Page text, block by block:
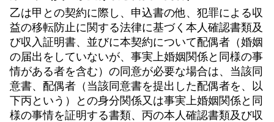
乙は甲との契約に際し、申込書の他、犯罪による収
益の移転防止に関する法律に基づく本人確認書類及
び収入証明書、並びに本契約について配偶者（婚姻
の届出をしていないが、事実上婚姻関係と同様の事
情がある者を含む）の同意が必要な場合は、当該同
意書、配偶者（当該同意書を提出した配偶者を、以
下丙という）との身分関係又は事実上婚姻関係と同
様の事情を証明する書類、丙の本人確認書類及び収